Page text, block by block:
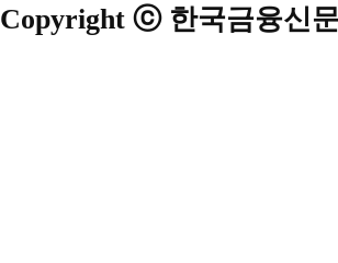
Copyright ⓒ 한국금융신